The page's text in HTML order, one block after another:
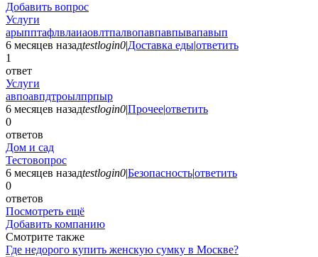
Добавить вопрос
Услуги
арыпптафлвлаиаовлтпалвопавпавпывапавып
6 месяцев назадtestlogin0|Доставка еды|ответить
1
ответ
Услуги
авпоавпдтроылпрпыр
6 месяцев назадtestlogin0|Прочее|ответить
0
ответов
Дом и сад
Тестовопрос
6 месяцев назадtestlogin0|Безопасность|ответить
0
ответов
Посмотреть ещё
Добавить компанию
Смотрите также
Где недорого купить женскую сумку в Москве?